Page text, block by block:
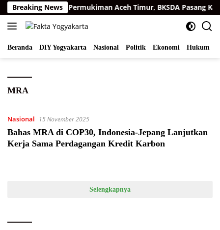
Langsung
ke
konten
Breaking News
Sumatra di Permukiman Aceh Timur, BKSDA Pasang
Beranda DIY Yogyakarta Nasional Politik Ekonomi Hukum
MRA
Nasional 15 November 2025
Bahas MRA di COP30, Indonesia-Jepang Lanjutkan
Kerja Sama Perdagangan Kredit Karbon
Selengkapnya